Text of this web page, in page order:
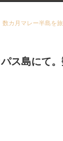
カ月マレー半島を
ス島にて